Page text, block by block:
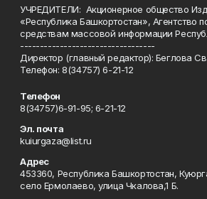
УЧРЕДИТЕЛИ: Акционерное общество
«Республика Башкортостан», Агентство
средствам массовой информации
----------------------------------
Директор (главный редактор): Беглова
Телефон: 8(34757) 6-21-12
Телефон
8(34757)6-91-95; 6-21-12
Эл. почта
kuiurgaza@list.ru
Адрес
453360, Республика Башкортостан,
село Ермолаево, улица Чкалова,1 Б.